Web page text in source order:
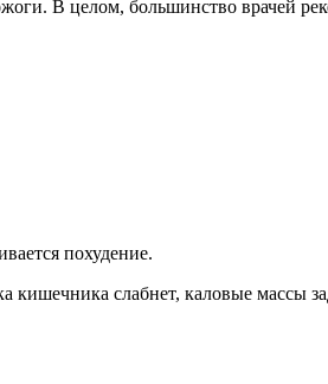
В целом, большинство врачей
похудение.
слабнет, каловые массы